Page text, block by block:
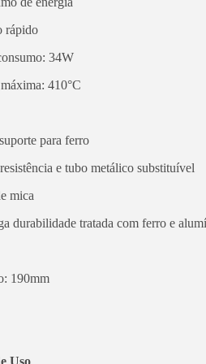
rápido
34W
410°C
para ferro
e tubo metálico substituível
mica
durabilidade tratada com ferro e
190mm
Uso